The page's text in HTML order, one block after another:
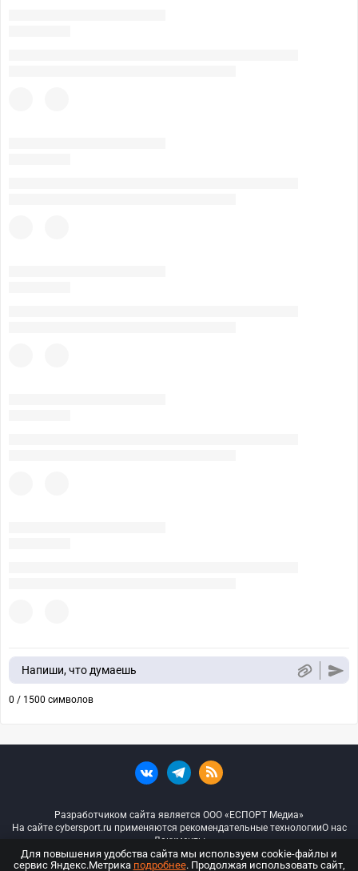
Напиши, что думаешь
0 / 1500 символов
Разработчиком сайта является ООО «ЕСПОРТ Медиа»
На сайте cybersport.ru применяются рекомендательные технологииО нас
Документы
© ООО «Киберспорт.ру» — Все права защищены
Для повышения удобства сайта мы используем cookie-файлы и
сервис Яндекс.Метрика подробнее. Продолжая использовать сайт,